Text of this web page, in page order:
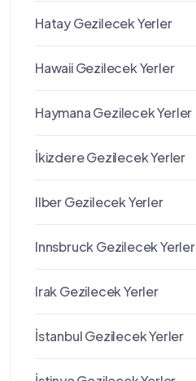
Hatay Gezilecek Yerler
Hawaii Gezilecek Yerler
Haymana Gezilecek Yerler
İkizdere Gezilecek Yerler
Ilber Gezilecek Yerler
Innsbruck Gezilecek Yerler
Irak Gezilecek Yerler
İstanbul Gezilecek Yerler